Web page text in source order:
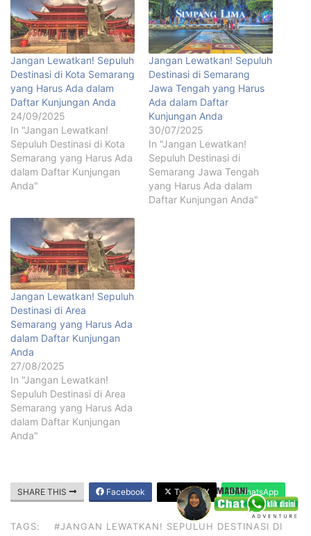
Jangan Lewatkan! Sepuluh
Destinasi di Kota Semarang
yang Harus Ada dalam
Daftar Kunjungan Anda
24/09/2025
In "Jangan Lewatkan!
Sepuluh Destinasi di Kota
Semarang yang Harus Ada
dalam Daftar Kunjungan
Anda"
Jangan Lewatkan! Sepuluh
Destinasi di Semarang
Jawa Tengah yang Harus
Ada dalam Daftar
Kunjungan Anda
30/07/2025
In "Jangan Lewatkan!
Sepuluh Destinasi di
Semarang Jawa Tengah
yang Harus Ada dalam
Daftar Kunjungan Anda"
Jangan Lewatkan! Sepuluh
Destinasi di Area
Semarang yang Harus Ada
dalam Daftar Kunjungan
Anda
27/08/2025
In "Jangan Lewatkan!
Sepuluh Destinasi di Area
Semarang yang Harus Ada
dalam Daftar Kunjungan
Anda"
SHARE THIS Facebook Twitter/X WhatsApp
TAGS:
#JANGAN LEWATKAN! SEPULUH DESTINASI DI